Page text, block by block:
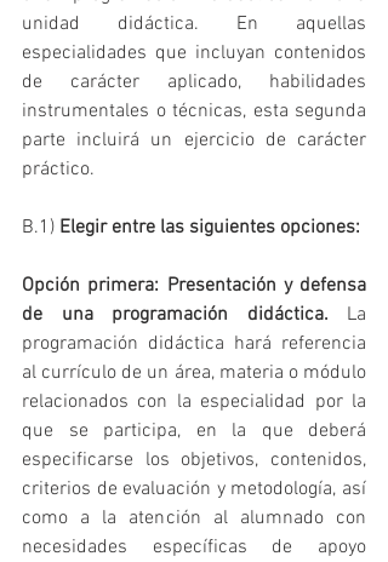
unidad didáctica. En aquellas
especialidades que incluyan contenidos
de carácter aplicado, habilidades
instrumentales o técnicas, esta segunda
parte incluirá un ejercicio de carácter
práctico.
B.1) Elegir entre las siguientes opciones:
Opción primera: Presentación y defensa
de una programación didáctica. La
programación didáctica hará referencia
al currículo de un área, materia o módulo
relacionados con la especialidad por la
que se participa, en la que deberá
especificarse los objetivos, contenidos,
criterios de evaluación y metodología, así
como a la atención al alumnado con
necesidades específicas de apoyo